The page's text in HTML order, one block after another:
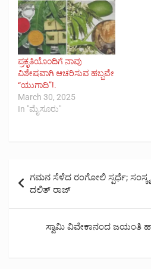
ಪ್ರಕೃತಿಯೊಂದಿಗೆ ನಾವು
ವಿಶೇಷವಾಗಿ ಆಚರಿಸುವ ಹಬ್ಬವೇ
“ಯುಗಾದಿ”!.
March 30, 2025
In "ಮೈಸೂರು"
navigation
ಗಮನ ಸೆಳೆದ ರಂಗೋಲಿ ಸ್ಪರ್ಧೆ;
ದಲಿತ್ ರಾಜ್
ಸ್ವಾಮಿ ವಿವೇಕಾನಂದ ಜಯಂತಿ